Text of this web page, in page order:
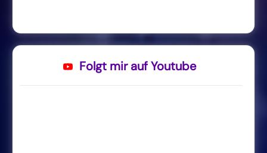
Folgt mir auf Youtube